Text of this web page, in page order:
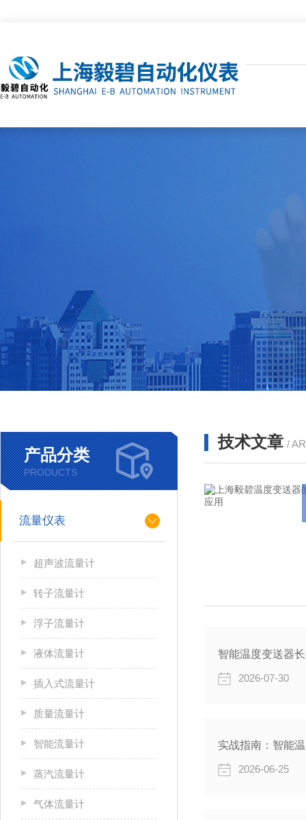
产品分类
PRODUCTS
流量仪表
超声波流量计
转子流量计
浮子流量计
液体流量计
插入式流量计
质量流量计
智能流量计
蒸汽流量计
气体流量计
技术文章 /
智能温度变送器
2026-07-30
2026-06-25